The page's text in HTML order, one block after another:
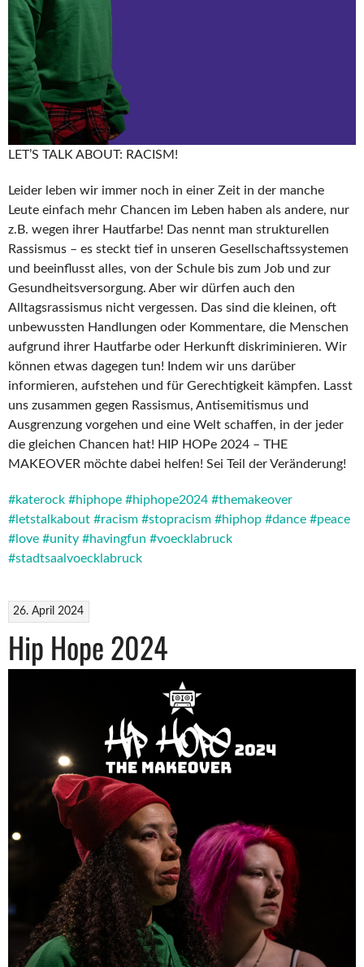
LET’S TALK ABOUT: RACISM!
Leider leben wir immer noch in einer Zeit in der manche
Leute einfach mehr Chancen im Leben haben als andere, nur
z.B. wegen ihrer Hautfarbe! Das nennt man strukturellen
Rassismus – es steckt tief in unseren Gesellschaftssystemen
und beeinflusst alles, von der Schule bis zum Job und zur
Gesundheitsversorgung. Aber wir dürfen auch den
Alltagsrassismus nicht vergessen. Das sind die kleinen, oft
unbewussten Handlungen oder Kommentare, die Menschen
aufgrund ihrer Hautfarbe oder Herkunft diskriminieren. Wir
können etwas dagegen tun! Indem wir uns darüber
informieren, aufstehen und für Gerechtigkeit kämpfen. Lasst
uns zusammen gegen Rassismus, Antisemitismus und
Ausgrenzung vorgehen und eine Welt schaffen, in der jeder
die gleichen Chancen hat! HIP HOPe 2024 – THE
MAKEOVER möchte dabei helfen! Sei Teil der Veränderung!
#katerock #hiphope #hiphope2024 #themakeover
#letstalkabout #racism #stopracism #hiphop #dance #peace
#love #unity #havingfun #voecklabruck
#stadtsaalvoecklabruck
26. April 2024
Hip Hope 2024